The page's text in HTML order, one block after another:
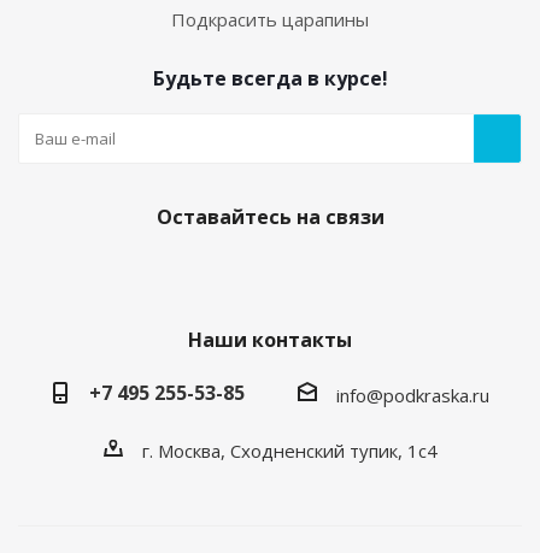
Подкрасить царапины
Будьте всегда в курсе!
Оставайтесь на связи
Наши контакты
+7 495 255-53-85
info@podkraska.ru
г. Москва, Сходненский тупик, 1с4